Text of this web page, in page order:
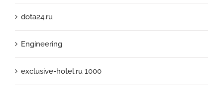
dota24.ru
Engineering
exclusive-hotel.ru 1000